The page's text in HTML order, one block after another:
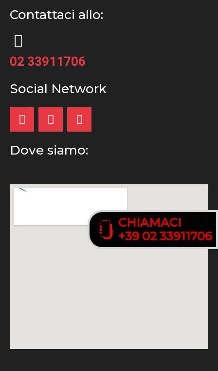
Contattaci allo:
02 33911706
Social Network
CHIAMACI
+39 02 33911706
Dove siamo:
CHIAMACI
+39 02 33911706